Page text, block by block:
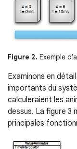
Figure 2. Exemple
Examinons en
importants du
calculeraient les
dessus. La figure 3
principales